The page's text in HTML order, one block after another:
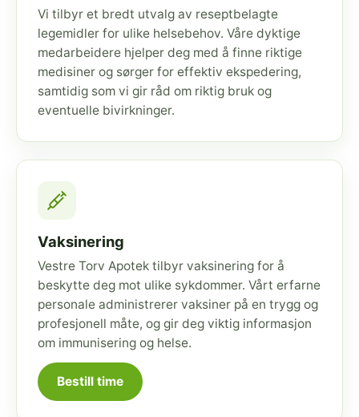
Vi tilbyr et bredt utvalg av reseptbelagte
legemidler for ulike helsebehov. Våre dyktige
medarbeidere hjelper deg med å finne riktige
medisiner og sørger for effektiv ekspedering,
samtidig som vi gir råd om riktig bruk og
eventuelle bivirkninger.
Vaksinering
Vestre Torv Apotek tilbyr vaksinering for å
beskytte deg mot ulike sykdommer. Vårt erfarne
personale administrerer vaksiner på en trygg og
profesjonell måte, og gir deg viktig informasjon
om immunisering og helse.
Bestill time